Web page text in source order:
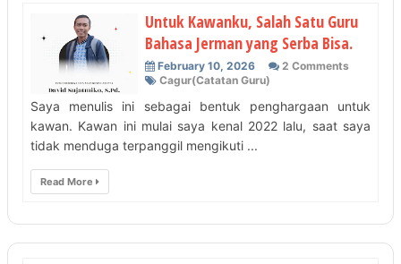
Untuk Kawanku, Salah Satu Guru
Bahasa Jerman yang Serba Bisa.
February 10, 2026
2 Comments
Cagur(Catatan Guru)
Saya menulis ini sebagai bentuk penghargaan untuk
kawan. Kawan ini mulai saya kenal 2022 lalu, saat saya
tidak menduga terpanggil mengikuti ...
Read More